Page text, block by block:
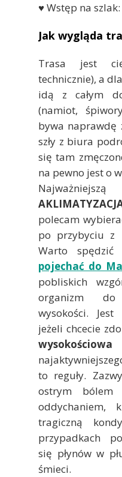
♥ Wstęp na szlak:
Jak wygląda
Trasa jest
technicznie), a
idą z całym
(namiot,
bywa naprawdę
szły z biura
się tam
na pewno jest o
polecam
po przybyciu z
Warto
pojechać do
pobliskich
organizm
wysokości.
jeżeli chcecie
wysokościowa
to reguły.
ostrym bólem
oddychaniem,
tragiczną
przypadkach
się płynów w
śmieci.